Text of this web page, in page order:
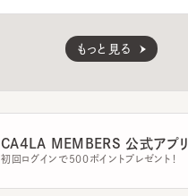
もっと見る
CA4LA MEMBERS 公式アプリ
初回ログインで500ポイントプレゼント！